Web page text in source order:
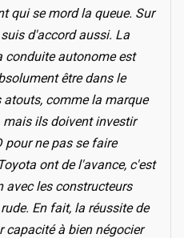
qui se mord la queue. Sur
d'accord aussi. La
conduite autonome est
être dans le
comme la marque
mais ils doivent investir
pour ne pas se faire
ont de l'avance, c'est
avec les constructeurs
En fait, la réussite de
capacité à bien négocier